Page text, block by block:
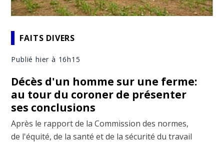
FAITS DIVERS
Publié hier à 16h15
Décès d'un homme sur une ferme:
au tour du coroner de présenter
ses conclusions
Après le rapport de la Commission des normes,
de l'équité, de la santé et de la sécurité du travail